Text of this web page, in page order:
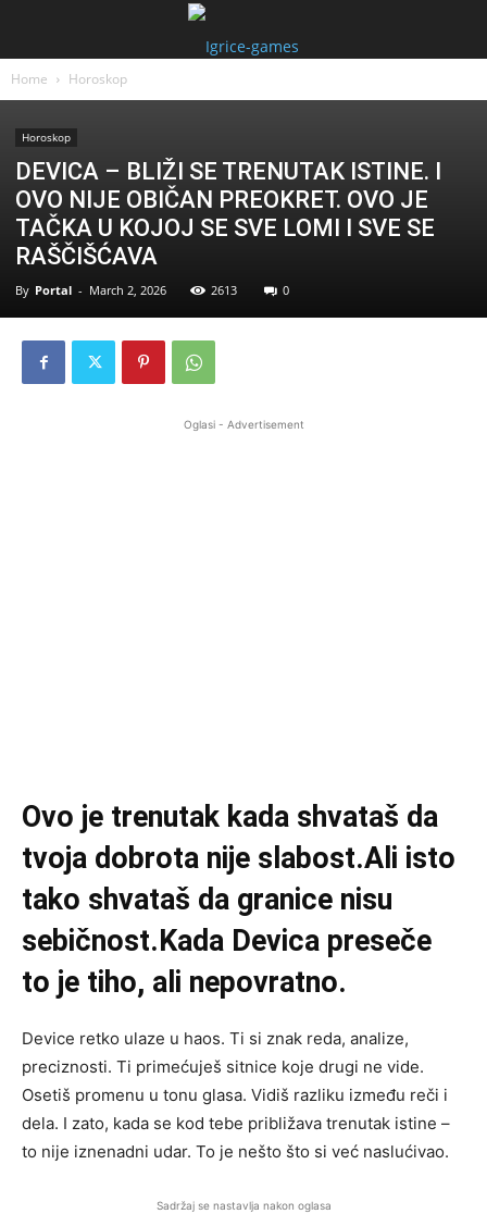
Home Horoskop
Horoskop
DEVICA – BLIŽI SE TRENUTAK ISTINE. I
OVO NIJE OBIČAN PREOKRET. OVO JE
TAČKA U KOJOJ SE SVE LOMI I SVE SE
RAŠČIŠĆAVA
By Portal - March 2, 2026 2613 0
Oglasi - Advertisement
Ovo je trenutak kada shvataš da
tvoja dobrota nije slabost.Ali isto
tako shvataš da granice nisu
sebičnost.Kada Devica preseče
to je tiho, ali nepovratno.
Device retko ulaze u haos. Ti si znak reda, analize,
preciznosti. Ti primećuješ sitnice koje drugi ne vide.
Osetiš promenu u tonu glasa. Vidiš razliku između reči i
dela. I zato, kada se kod tebe približava trenutak istine –
to nije iznenadni udar. To je nešto što si već naslućivao.
Sadržaj se nastavlja nakon oglasa